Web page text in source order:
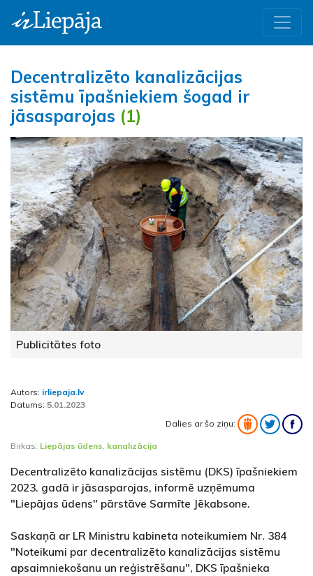
Decentralizēto kanalizācijas
sistēmu īpašniekiem šogad ir
jāsasparojas (1)
Publicitātes foto
Autors: irliepaja.lv
Datums: 5.01.2023
Dalies ar šo ziņu:
Birkas: Liepājas ūdens, kanalizācija
Decentralizēto kanalizācijas sistēmu (DKS) īpašniekiem
2023. gadā ir jāsasparojas, informē uzņēmuma
"Liepājas ūdens" pārstāve Sarmīte Jēkabsone.
Saskaņā ar LR Ministru kabineta noteikumiem Nr. 384
"Noteikumi par decentralizēto kanalizācijas sistēmu
apsaimniekošanu un reģistrēšanu", DKS īpašnieka